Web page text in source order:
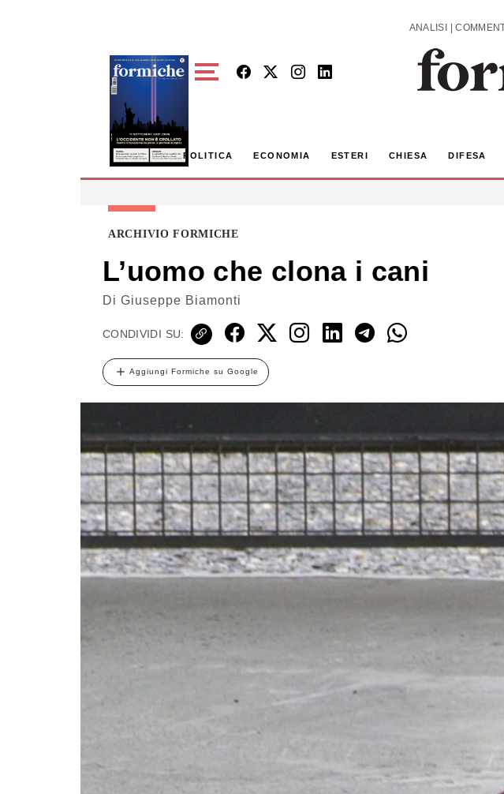
POLITICA ECONOMIA ESTERI CHIESA DIFESA
ARCHIVIO FORMICHE
L’uomo che clona i cani
Di Giuseppe Biamonti
CONDIVIDI SU:
Aggiungi Formiche su Google